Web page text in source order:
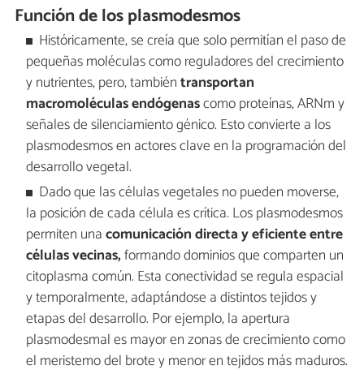
Función de los plasmodesmos
Históricamente, se creía que solo permitían el paso de
pequeñas moléculas como reguladores del crecimiento
y nutrientes, pero, tambiéntransportan
macromoléculas endógenascomo proteínas, ARNm y
señales de silenciamiento génico. Esto convierte a los
plasmodesmos en actores clave en la programación del
desarrollo vegetal.
Dado que las células vegetales no pueden moverse,
la posición de cada célula es crítica. Los plasmodesmos
permiten unacomunicación directa y eficiente entre
células vecinas,formando dominios que comparten un
citoplasma común. Esta conectividad se regula espacial
y temporalmente, adaptándose a distintos tejidos y
etapas del desarrollo. Por ejemplo, la apertura
plasmodesmal es mayor en zonas de crecimiento como
el meristemo del brote y menor en tejidos más maduros.